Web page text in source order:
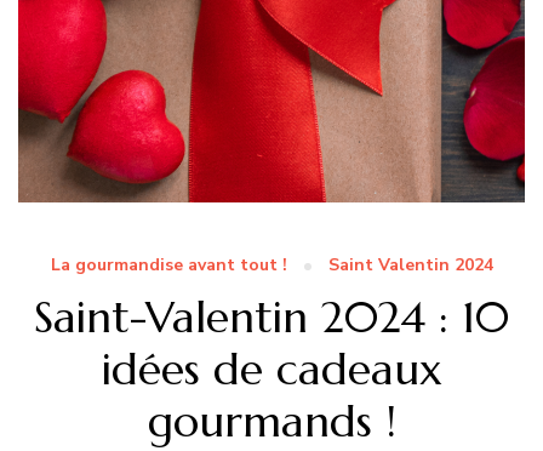
La gourmandise avant tout ! Saint Valentin 2024
Saint-Valentin 2024 : 10
idées de cadeaux
gourmands !